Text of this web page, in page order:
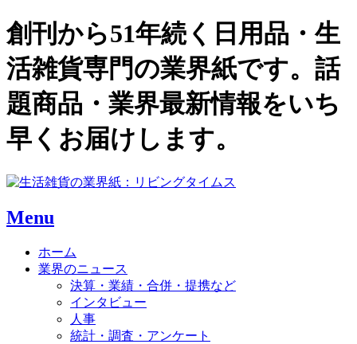
創刊から51年続く日用品・生
活雑貨専門の業界紙です。話
題商品・業界最新情報をいち
早くお届けします。
Menu
ホーム
業界のニュース
決算・業績・合併・提携など
インタビュー
人事
統計・調査・アンケート